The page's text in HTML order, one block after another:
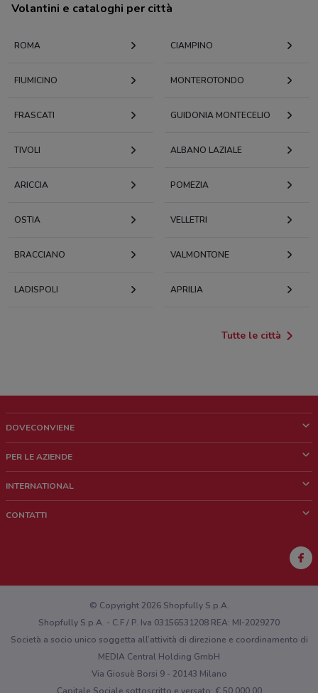
Volantini e cataloghi per città
ROMA CIAMPINO
FIUMICINO MONTEROTONDO
FRASCATI GUIDONIA MONTECELIO
TIVOLI ALBANO LAZIALE
ARICCIA POMEZIA
OSTIA VELLETRI
BRACCIANO VALMONTONE
LADISPOLI APRILIA
Tutte le città
DOVECONVIENE
Chi siamo
Lavora con noi
PER LE AZIENDE
Richieste commerciali e marketing
INTERNATIONAL
CONTATTI
Hai un malfunzionamento sul web o sull'app?
© Copyright 2026 Shopfully S.p.A.
Shopfully S.p.A. - C.F / P. Iva 03156531208 REA: MI-2029270
Società a socio unico soggetta all’attività di direzione e coordinamento di
MEDIA Central Holding GmbH
Via Giosuè Borsi 9 - 20143 Milano